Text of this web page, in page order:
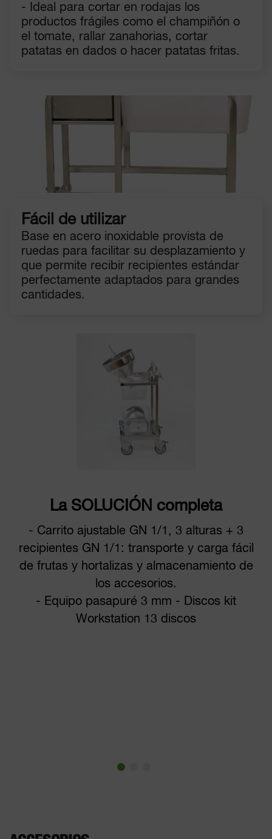
- Ideal para cortar en rodajas los
productos frágiles como el champiñón o
el tomate, rallar zanahorias, cortar
patatas en dados o hacer patatas fritas.
Fácil de utilizar
Base en acero inoxidable provista de
ruedas para facilitar su desplazamiento y
que permite recibir recipientes estándar
perfectamente adaptados para grandes
cantidades.
La SOLUCIÓN completa
- Carrito ajustable GN 1/1, 3 alturas + 3
recipientes GN 1/1: transporte y carga fácil
de frutas y hortalizas y almacenamiento de
los accesorios.
- Equipo pasapuré 3 mm - Discos kit
Workstation 13 discos